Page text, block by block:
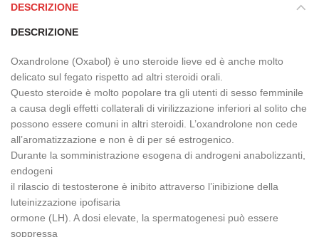
DESCRIZIONE
DESCRIZIONE
Oxandrolone (Oxabol) è uno steroide lieve ed è anche molto
delicato sul fegato rispetto ad altri steroidi orali.
Questo steroide è molto popolare tra gli utenti di sesso femminile
a causa degli effetti collaterali di virilizzazione inferiori al solito che
possono essere comuni in altri steroidi. L’oxandrolone non cede
all’aromatizzazione e non è di per sé estrogenico.
Durante la somministrazione esogena di androgeni anabolizzanti,
endogeni
il rilascio di testosterone è inibito attraverso l’inibizione della
luteinizzazione ipofisaria
ormone (LH). A dosi elevate, la spermatogenesi può essere
soppressa